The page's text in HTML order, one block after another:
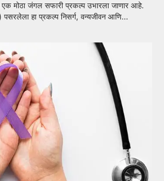
एक मोठा जंगल सफारी प्रकल्प उभारला जाणार आहे.
हा प्रकल्प निसर्ग, वन्यजीवन आणि…